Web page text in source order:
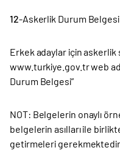
12-Askerlik Durum Belgesi
Erkek adaylar için
www.turkiye.gov.tr web
Durum Belgesi”
NOT: Belgelerin onaylı
belgelerin asılları ile
getirmeleri gerekmektedir.